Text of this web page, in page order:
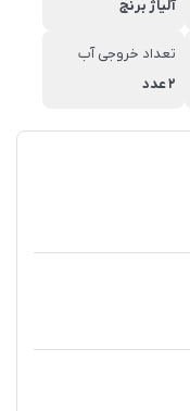
آلیاژ برنج
تعداد خروجی آب
2 عدد